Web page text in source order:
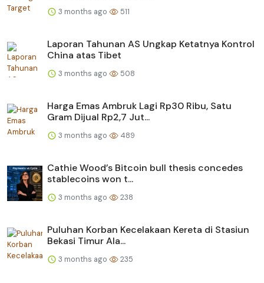
3 months ago 511
Laporan Tahunan AS Ungkap Ketatnya Kontrol
China atas Tibet
3 months ago 508
Harga Emas Ambruk Lagi Rp30 Ribu, Satu
Gram Dijual Rp2,7 Jut...
3 months ago 489
Cathie Wood’s Bitcoin bull thesis concedes
stablecoins won t...
3 months ago 238
Puluhan Korban Kecelakaan Kereta di Stasiun
Bekasi Timur Ala...
3 months ago 235